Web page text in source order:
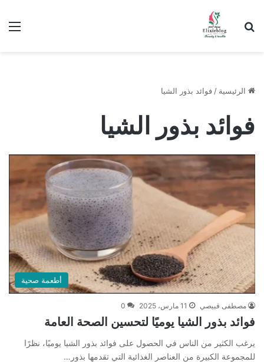
ابحث عن
الرئيسية / فوائد بذور الشيا
فوائد بذور الشيا
أطعمة صحية
مصطفى قبيصي 11 مارس، 2025 0
فوائد بذور الشيا يوميًا لتحسين الصحة العامة
يرغب الكثير من الناس في الحصول على فوائد بذور الشيا يوميًا، نظرًا
للمجموعة الكبيرة من العناصر الغذائية التي تقدمها بذور…